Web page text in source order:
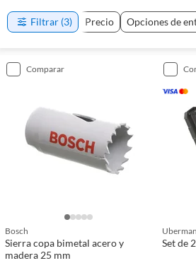
Filtrar (3) Precio Opciones de
comparar
Bosch
Sierra copa bimetal acero y
madera 25 mm
Set de